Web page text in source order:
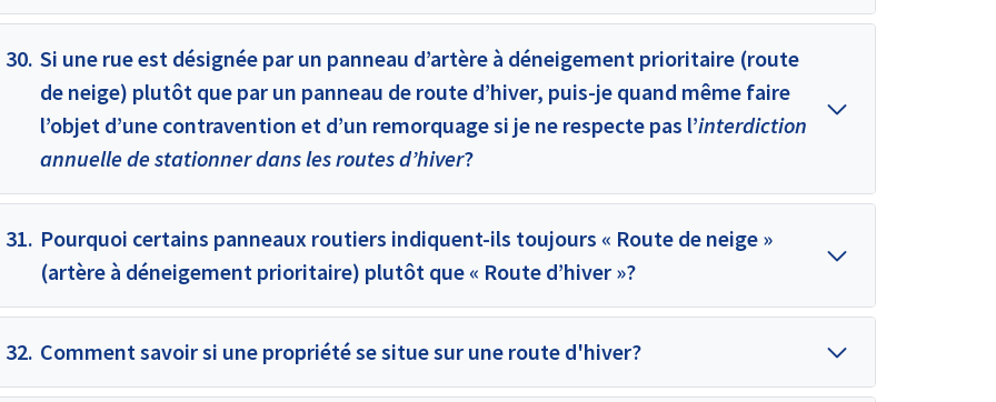
30. Si une rue est désignée par un panneau d’artère à déneigement prioritaire (route
de neige) plutôt que par un panneau de route d’hiver, puis-je quand même faire
l’objet d’une contravention et d’un remorquage si je ne respecte pas l’interdiction
annuelle de stationner dans les routes d’hiver?
31. Pourquoi certains panneaux routiers indiquent-ils toujours « Route de neige »
(artère à déneigement prioritaire) plutôt que « Route d’hiver »?
32. Comment savoir si une propriété se situe sur une route d'hiver?